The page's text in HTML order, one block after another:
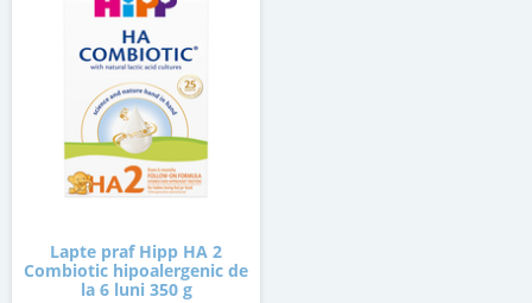
Lapte praf Hipp HA 2
Combiotic hipoalergenic de
la 6 luni 350 g